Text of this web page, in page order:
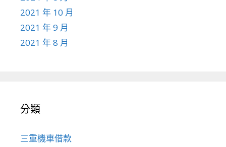
2021 年 10 月
2021 年 9 月
2021 年 8 月
分類
三重機車借款